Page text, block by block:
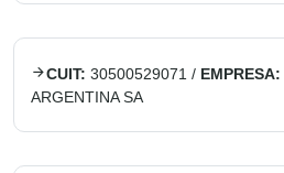
CUIT: 30500529071 / EMPRESA:
ARGENTINA SA